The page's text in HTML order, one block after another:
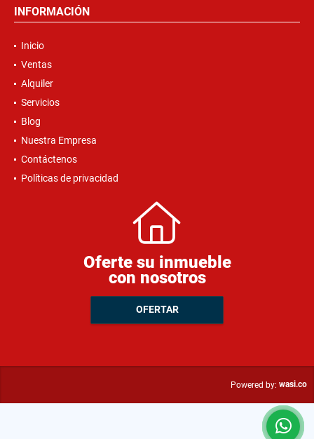
INFORMACIÓN
Inicio
Ventas
Alquiler
Servicios
Blog
Nuestra Empresa
Contáctenos
Políticas de privacidad
Oferte su inmueble
con nosotros
OFERTAR
Powered by: wasi.co